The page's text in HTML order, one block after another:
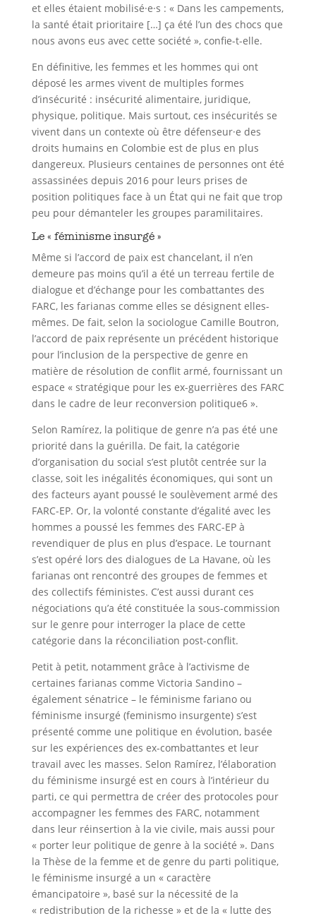
et elles étaient mobilisé·e·s : « Dans les campements,
la santé était prioritaire […] ça été l’un des chocs que
nous avons eus avec cette société », confie-t-elle.
En définitive, les femmes et les hommes qui ont
déposé les armes vivent de multiples formes
d’insécurité : insécurité alimentaire, juridique,
physique, politique. Mais surtout, ces insécurités se
vivent dans un contexte où être défenseur·e des
droits humains en Colombie est de plus en plus
dangereux. Plusieurs centaines de personnes ont été
assassinées depuis 2016 pour leurs prises de
position politiques face à un État qui ne fait que trop
peu pour démanteler les groupes paramilitaires.
Le « féminisme insurgé »
Même si l’accord de paix est chancelant, il n’en
demeure pas moins qu’il a été un terreau fertile de
dialogue et d’échange pour les combattantes des
FARC, les farianas comme elles se désignent elles-
mêmes. De fait, selon la sociologue Camille Boutron,
l’accord de paix représente un précédent historique
pour l’inclusion de la perspective de genre en
matière de résolution de conflit armé, fournissant un
espace « stratégique pour les ex-guerrières des FARC
dans le cadre de leur reconversion politique6 ».
Selon Ramírez, la politique de genre n’a pas été une
priorité dans la guérilla. De fait, la catégorie
d’organisation du social s’est plutôt centrée sur la
classe, soit les inégalités économiques, qui sont un
des facteurs ayant poussé le soulèvement armé des
FARC-EP. Or, la volonté constante d’égalité avec les
hommes a poussé les femmes des FARC-EP à
revendiquer de plus en plus d’espace. Le tournant
s’est opéré lors des dialogues de La Havane, où les
farianas ont rencontré des groupes de femmes et
des collectifs féministes. C’est aussi durant ces
négociations qu’a été constituée la sous-commission
sur le genre pour interroger la place de cette
catégorie dans la réconciliation post-conflit.
Petit à petit, notamment grâce à l’activisme de
certaines farianas comme Victoria Sandino –
également sénatrice – le féminisme fariano ou
féminisme insurgé (feminismo insurgente) s’est
présenté comme une politique en évolution, basée
sur les expériences des ex-combattantes et leur
travail avec les masses. Selon Ramírez, l’élaboration
du féminisme insurgé est en cours à l’intérieur du
parti, ce qui permettra de créer des protocoles pour
accompagner les femmes des FARC, notamment
dans leur réinsertion à la vie civile, mais aussi pour
« porter leur politique de genre à la société ». Dans
la Thèse de la femme et de genre du parti politique,
le féminisme insurgé a un « caractère
émancipatoire », basé sur la nécessité de la
« redistribution de la richesse » et de la « lutte des